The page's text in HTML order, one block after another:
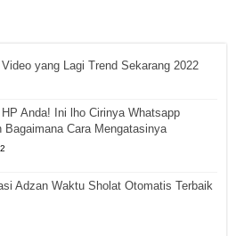
yang Lagi Trend Sekarang 2022
Anda! Ini lho Cirinya Whatsapp
Bagaimana Cara Mengatasinya
Adzan Waktu Sholat Otomatis Terbaik